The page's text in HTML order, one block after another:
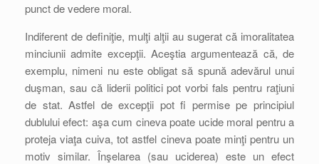
punct de vedere moral.
Indiferent de definiţie, mulţi alţii au sugerat că imoralitatea
minciunii admite excepţii. Aceştia argumentează că, de
exemplu, nimeni nu este obligat să spună adevărul unui
duşman, sau că liderii politici pot vorbi fals pentru raţiuni
de stat. Astfel de excepţii pot fi permise pe principiul
dublului efect: aşa cum cineva poate ucide moral pentru a
proteja viaţa cuiva, tot astfel cineva poate minţi pentru un
motiv similar. Înşelarea (sau uciderea) este un efect